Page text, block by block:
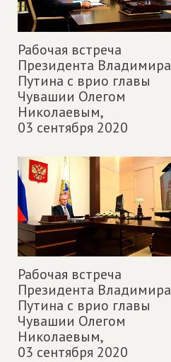
Рабочая встреча
Президента Владимира
Путина с врио главы
Чувашии Олегом
Николаевым,
03 сентября 2020
Рабочая встреча
Президента Владимира
Путина с врио главы
Чувашии Олегом
Николаевым,
03 сентября 2020